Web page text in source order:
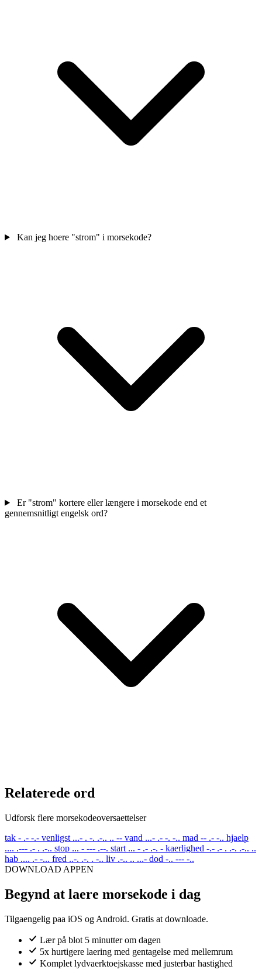
Kan jeg hoere "strom" i morsekode?
Er "strom" kortere eller længere i morsekode end et
gennemsnitligt engelsk ord?
Relaterede ord
Udforsk flere morsekodeoversaettelser
tak - .- -.- venligst ...- . -. .-.. .. -- vand ...- .- -. -.. mad -- .- -.. hjaelp
.... .--- .- . .-.. stop ... - --- .--. start ... - .- .-. - kaerlighed -.- .- . .-. .-.. ..
hab .... .- -... fred ..-. .-. . -.. liv .-.. .. ...- dod -.. --- -..
DOWNLOAD APPEN
Begynd at laere morsekode i dag
Tilgaengelig paa iOS og Android. Gratis at downloade.
Lær på blot 5 minutter om dagen
5x hurtigere laering med gentagelse med mellemrum
Komplet lydvaerktoejskasse med justerbar hastighed